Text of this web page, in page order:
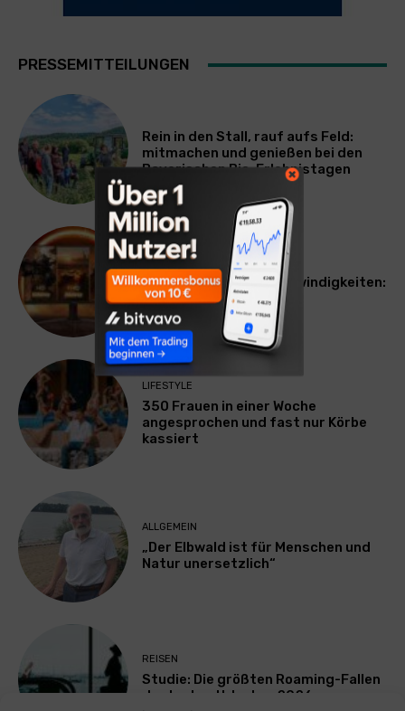
PRESSEMITTEILUNGEN
Rein in den Stall, rauf aufs Feld:
mitmachen und genießen bei den
Bayerischen Bio-Erlebnistagen
TECHNIK
Monitor mit drei Geschwindigkeiten:
AOC GAMING CQ32G4ZA
LIFESTYLE
350 Frauen in einer Woche
angesprochen und fast nur Körbe
kassiert
ALLGEMEIN
„Der Elbwald ist für Menschen und
Natur unersetzlich“
REISEN
Studie: Die größten Roaming-Fallen
deutscher Urlauber 2026